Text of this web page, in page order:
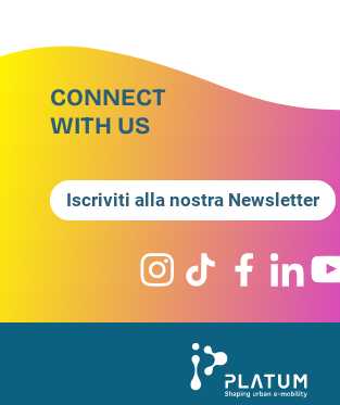
CONNECT
WITH US
Iscriviti alla nostra Newsletter